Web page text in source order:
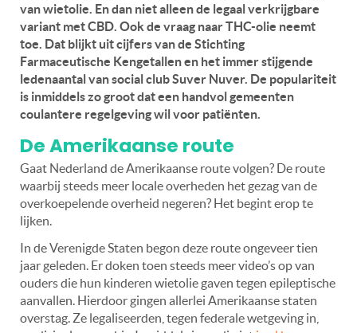
van wietolie. En dan niet alleen de legaal verkrijgbare
variant met CBD. Ook de vraag naar THC-olie neemt
toe. Dat blijkt uit cijfers van de Stichting
Farmaceutische Kengetallen en het immer stijgende
ledenaantal van social club Suver Nuver. De populariteit
is inmiddels zo groot dat een handvol gemeenten
coulantere regelgeving wil voor patiënten.
De Amerikaanse route
Gaat Nederland de Amerikaanse route volgen? De route
waarbij steeds meer locale overheden het gezag van de
overkoepelende overheid negeren? Het begint erop te
lijken.
In de Verenigde Staten begon deze route ongeveer tien
jaar geleden. Er doken toen steeds meer video’s op van
ouders die hun kinderen wietolie gaven tegen epileptische
aanvallen. Hierdoor gingen allerlei Amerikaanse staten
overstag. Ze legaliseerden, tegen federale wetgeving in,